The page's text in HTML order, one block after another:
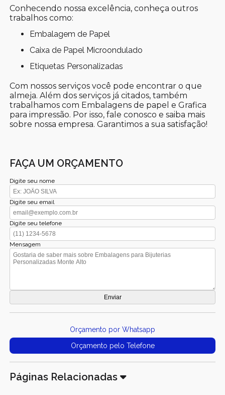
Conhecendo nossa excelência, conheça outros
trabalhos como:
Embalagem de Papel
Caixa de Papel Microondulado
Etiquetas Personalizadas
Com nossos serviços você pode encontrar o que
almeja. Além dos serviços já citados, também
trabalhamos com Embalagens de papel e Grafica
para impressão. Por isso, fale conosco e saiba mais
sobre nossa empresa. Garantimos a sua satisfação!
FAÇA UM ORÇAMENTO
Digite seu nome
Digite seu email
Digite seu telefone
Mensagem
Orçamento por Whatsapp
Orçamento pelo Telefone
Páginas Relacionadas